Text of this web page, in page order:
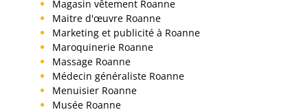
Magasin vêtement Roanne
Maitre d'œuvre Roanne
Marketing et publicité à Roanne
Maroquinerie Roanne
Massage Roanne
Médecin généraliste Roanne
Menuisier Roanne
Musée Roanne